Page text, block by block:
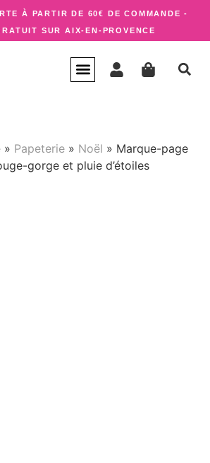
À PARTIR DE 60€ DE COMMANDE -
SUR AIX-EN-PROVENCE
» Papeterie » Noël » Marque-page
gorge et pluie d’étoiles